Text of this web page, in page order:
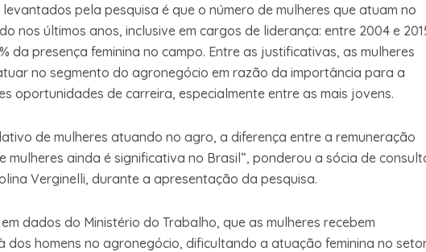
pela pesquisa é que o número de mulheres que atuam no
nos últimos anos, inclusive em cargos de liderança: entre 2004 e
da presença feminina no campo. Entre as justificativas, as mulheres
no segmento do agronegócio em razão da importância para a
oportunidades de carreira, especialmente entre as mais jovens.
de mulheres atuando no agro, a diferença entre a remuneração
mulheres ainda é significativa no Brasil”, ponderou a sócia de
Verginelli, durante a apresentação da pesquisa.
dados do Ministério do Trabalho, que as mulheres recebem
dos homens no agronegócio, dificultando a atuação feminina no